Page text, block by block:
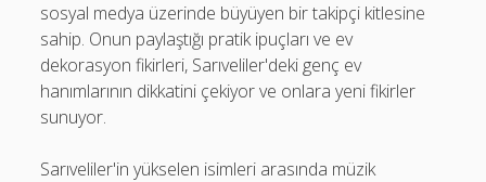
sosyal medya üzerinde büyüyen bir takipçi kitlesine
sahip. Onun paylaştığı pratik ipuçları ve ev
dekorasyon fikirleri, Sarıveliler'deki genç ev
hanımlarının dikkatini çekiyor ve onlara yeni fikirler
sunuyor.
Sarıveliler'in yükselen isimleri arasında müzik